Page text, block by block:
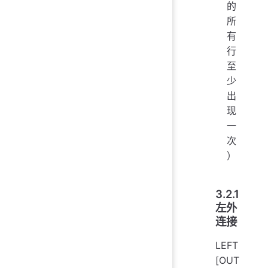
的
所
有
行
至
少
出
现
一
次
）
3.2.1
左外
连接
LEFT
[OUT